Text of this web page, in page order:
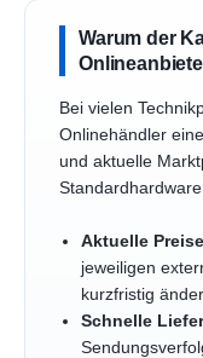
Warum der
Bei vielen
Onlinehändler
und aktuelle
Aktuelle
jeweiligen
kurzfristig
Schnelle